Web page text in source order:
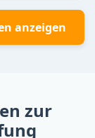
anzeigen
zur